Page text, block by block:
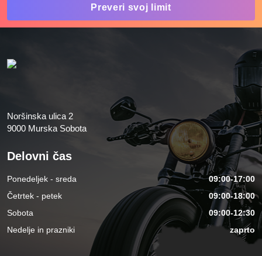
Preveri svoj limit
Noršinska ulica 2
9000 Murska Sobota
Delovni čas
Ponedeljek - sreda
09:00-17:00
Četrtek - petek
09:00-18:00
Sobota
09:00-12:30
Nedelje in prazniki
zaprto